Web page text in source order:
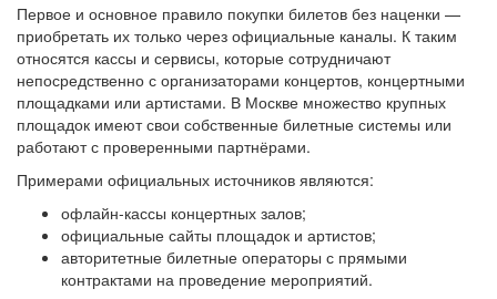
Первое и основное правило покупки билетов без наценки —
приобретать их только через официальные каналы. К таким
относятся кассы и сервисы, которые сотрудничают
непосредственно с организаторами концертов, концертными
площадками или артистами. В Москве множество крупных
площадок имеют свои собственные билетные системы или
работают с проверенными партнёрами.
Примерами официальных источников являются:
офлайн-кассы концертных залов;
официальные сайты площадок и артистов;
авторитетные билетные операторы с прямыми
контрактами на проведение мероприятий.